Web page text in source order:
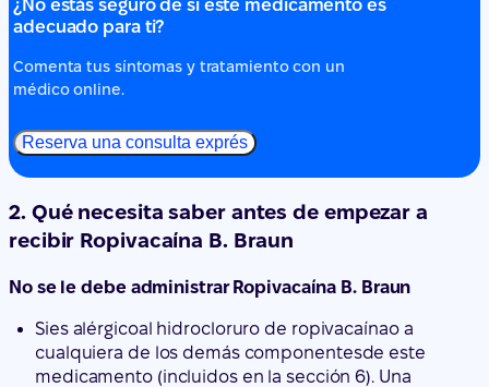
Reserva una consulta exprés
2. Qué necesita saber antes de empezar a
No se le debe administrar Ropivacaína B. Braun
Siesalérgicoalhidrocloruro de ropivacaínaoa
cualquiera de los demás componentes
medicamento (incluidos en la sección 6). Una
reacción alérgica puede incluir erupción cutánea,
picor, dificultad para respirar o hinchazón del rostro,
labios, garganta o lengua.
Si es alérgico a cualquier otro anestésico local de la
misma clase (p.ej. lidocaína o bupivacaína).